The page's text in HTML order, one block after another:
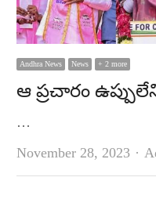
Andhra News News + 2 more
ఆ ప్ర‌చారం
…
November 28, 2023